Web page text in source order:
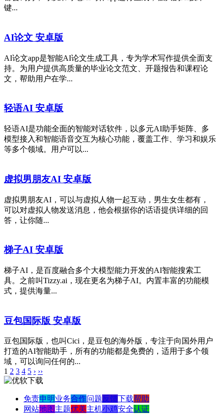
键...
AI论文 安卓版
AI论文app是智能AI论文生成工具，专为学术写作提供全面支
持。为用户提供高质量的毕业论文范文、开题报告和课程论
文，帮助用户在学...
轻语AI 安卓版
轻语AI是功能全面的智能对话软件，以多元AI助手矩阵、多
模型接入和智能语音交互为核心功能，覆盖工作、学习和娱乐
等多个领域。用户可以...
虚拟男朋友AI 安卓版
虚拟男朋友AI，可以与虚拟人物一起互动，男生女生都有，
可以对虚拟人物发送消息，他会根据你的话语提供详细的回
答，让你随...
梯子AI 安卓版
梯子AI，是百度融合多个大模型能力开发的AI智能搜索工
具。之前叫Tizzy.ai，现在更名为梯子AI。内置丰富的功能模
式，提供海量...
豆包国际版 安卓版
豆包国际版，也叫Cici，是豆包的海外版，专注于向国外用户
打造的AI智能助手，所有的功能都是免费的，适用于多个领
域，可以询问任何的...
1 2 3 4 5 › ››
免责申明业务合作问题反馈下载帮助
网站地图 主题优美主机小鸡安全认证